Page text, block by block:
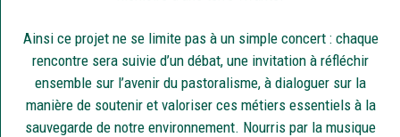
Ainsi ce projet ne se limite pas à un simple concert : chaque
rencontre sera suivie d’un débat, une invitation à réfléchir
ensemble sur l’avenir du pastoralisme, à dialoguer sur la
manière de soutenir et valoriser ces métiers essentiels à la
sauvegarde de notre environnement. Nourris par la musique